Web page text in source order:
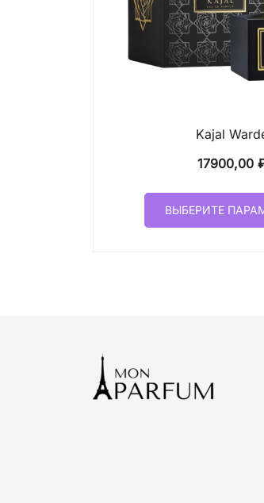
Kajal
17900,00
ВЫБЕРИТЕ